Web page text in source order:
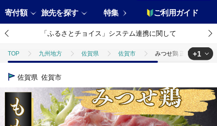
寄付額 旅先を探す 特集 ご利用ガイド
「ふるさとチョイス」システム連携に関して
TOP 九州地方 佐賀県 佐賀市 みつせ鶏 正肉もも
TOP
+1
佐賀県 佐賀市